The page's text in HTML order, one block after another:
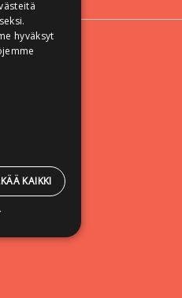
A
hyväksyt
KAIKKI